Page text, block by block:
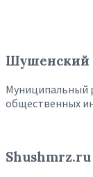
Муниципальный
общественных
Shushmrz.ru